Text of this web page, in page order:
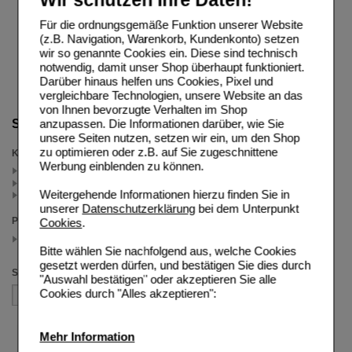
Für die ordnungsgemäße Funktion unserer Website
(z.B. Navigation, Warenkorb, Kundenkonto) setzen
wir so genannte Cookies ein. Diese sind technisch
notwendig, damit unser Shop überhaupt funktioniert.
Darüber hinaus helfen uns Cookies, Pixel und
vergleichbare Technologien, unsere Website an das
von Ihnen bevorzugte Verhalten im Shop
anzupassen. Die Informationen darüber, wie Sie
unsere Seiten nutzen, setzen wir ein, um den Shop
zu optimieren oder z.B. auf Sie zugeschnittene
Werbung einblenden zu können.
Weitergehende Informationen hierzu finden Sie in
unserer Datenschutzerklärungbei dem Unterpunkt
Cookies.
Bitte wählen Sie nachfolgend aus, welche Cookies
gesetzt werden dürfen, und bestätigen Sie dies durch
"Auswahl bestätigen" oder akzeptieren Sie alle
Cookies durch "Alles akzeptieren":
Mehr Information
Suche verfeinern
Kategorien
Cystus (4)
Darmträgheit & Verstopfung (1)
Packungsgröße
(auswahl entfernen)
Sortieren nach